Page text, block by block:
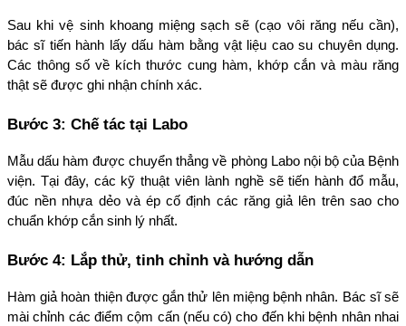
Sau khi vệ sinh khoang miệng sạch sẽ (cạo vôi răng nếu cần),
bác sĩ tiến hành lấy dấu hàm bằng vật liệu cao su chuyên dụng.
Các thông số về kích thước cung hàm, khớp cắn và màu răng
thật sẽ được ghi nhận chính xác.
Bước 3: Chế tác tại Labo
Mẫu dấu hàm được chuyển thẳng về phòng Labo nội bộ của Bệnh
viện. Tại đây, các kỹ thuật viên lành nghề sẽ tiến hành đổ mẫu,
đúc nền nhựa dẻo và ép cố định các răng giả lên trên sao cho
chuẩn khớp cắn sinh lý nhất.
Bước 4: Lắp thử, tinh chỉnh và hướng dẫn
Hàm giả hoàn thiện được gắn thử lên miệng bệnh nhân. Bác sĩ sẽ
mài chỉnh các điểm cộm cấn (nếu có) cho đến khi bệnh nhân nhai